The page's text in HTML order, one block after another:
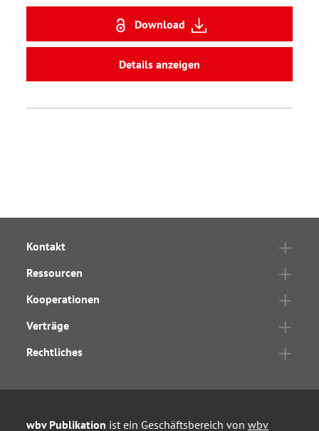
Download
Details anzeigen
Kontakt
Ressourcen
Kooperationen
Verträge
Rechtliches
wbv Publikation ist ein Geschäftsbereich von wbv